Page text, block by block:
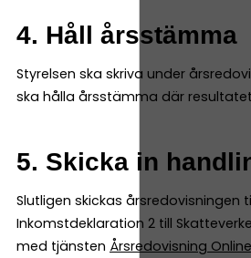
4. Håll årsstämma
Styrelsen ska skriva under
ska hålla årsstämma där
5. Skicka in
Slutligen skickas årsredovisningen
Inkomstdeklaration 2 till
med tjänsten Årsredovisning Online